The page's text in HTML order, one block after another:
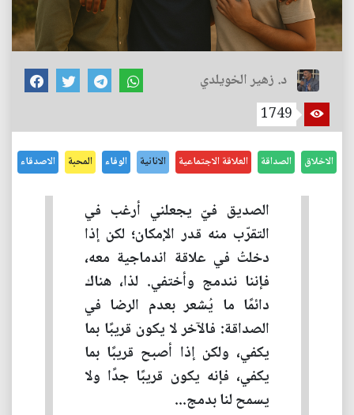
د. زهير الخويلدي
1749
الاخلاق الصداقة العلاقة الاجتماعية الانانية الوفاء المحبة الاصدقاء
الصديق فيّ يجعلني أرغب في
التقرّب منه قدر الإمكان؛ لكن إذا
دخلتُ في علاقة اندماجية معه،
فإننا نندمج وأختفي. لذا، هناك
دائمًا ما يُشعر بعدم الرضا في
الصداقة: فالآخر لا يكون قريبًا بما
يكفي، ولكن إذا أصبح قريبًا بما
يكفي، فإنه يكون قريبًا جدًا ولا
يسمح لنا بدمج...